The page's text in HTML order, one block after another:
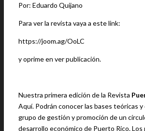
Por: Eduardo Quijano
Para ver la revista vaya a este link:
https://joom.ag/OoLC
y oprime en ver publicación.
Nuestra primera edición de la Revista
Aquí. Podrán conocer las bases teóricas
grupo de gestión y promoción de un
desarrollo económico de Puerto Rico.